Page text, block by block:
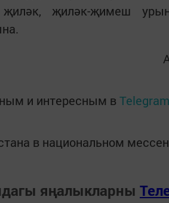
җиләк-җимеш
и интересным в
в национальном
яңалыкларны